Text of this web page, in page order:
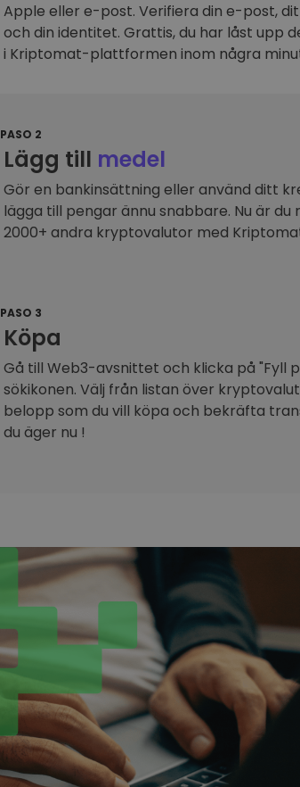
Investeringsutforskaren
Hitta din kryptostrategi
Apple eller e-post. Verifiera din e-post,
och din identitet. Grattis, du har låst upp
i Kriptomat-plattformen inom några
PASO 2
Lägg till medel
Gör en bankinsättning eller använd ditt
lägga till pengar ännu snabbare. Nu är
2000+ andra kryptovalutor med
PASO 3
Köpa
Gå till Web3-avsnittet och klicka på "Fyll
sökikonen. Välj från listan över
belopp som du vill köpa och bekräfta
du äger nu !